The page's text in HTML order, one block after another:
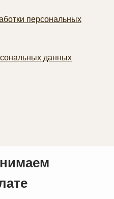
персональных
данных